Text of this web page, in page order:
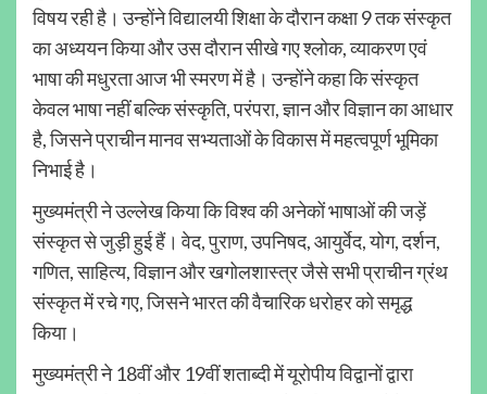
विषय रही है। उन्होंने विद्यालयी शिक्षा के दौरान कक्षा 9 तक संस्कृत
का अध्ययन किया और उस दौरान सीखे गए श्लोक, व्याकरण एवं
भाषा की मधुरता आज भी स्मरण में है। उन्होंने कहा कि संस्कृत
केवल भाषा नहीं बल्कि संस्कृति, परंपरा, ज्ञान और विज्ञान का आधार
है, जिसने प्राचीन मानव सभ्यताओं के विकास में महत्वपूर्ण भूमिका
निभाई है।
मुख्यमंत्री ने उल्लेख किया कि विश्व की अनेकों भाषाओं की जड़ें
संस्कृत से जुड़ी हुई हैं। वेद, पुराण, उपनिषद, आयुर्वेद, योग, दर्शन,
गणित, साहित्य, विज्ञान और खगोलशास्त्र जैसे सभी प्राचीन ग्रंथ
संस्कृत में रचे गए, जिसने भारत की वैचारिक धरोहर को समृद्ध
किया।
मुख्यमंत्री ने 18वीं और 19वीं शताब्दी में यूरोपीय विद्वानों द्वारा